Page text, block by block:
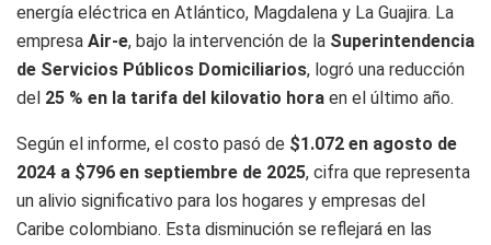
energía eléctrica en Atlántico, Magdalena y La Guajira. La
empresa Air-e, bajo la intervención de la Superintendencia
de Servicios Públicos Domiciliarios, logró una reducción
del 25 % en la tarifa del kilovatio hora en el último año.
Según el informe, el costo pasó de $1.072 en agosto de
2024 a $796 en septiembre de 2025, cifra que representa
un alivio significativo para los hogares y empresas del
Caribe colombiano. Esta disminución se reflejará en las